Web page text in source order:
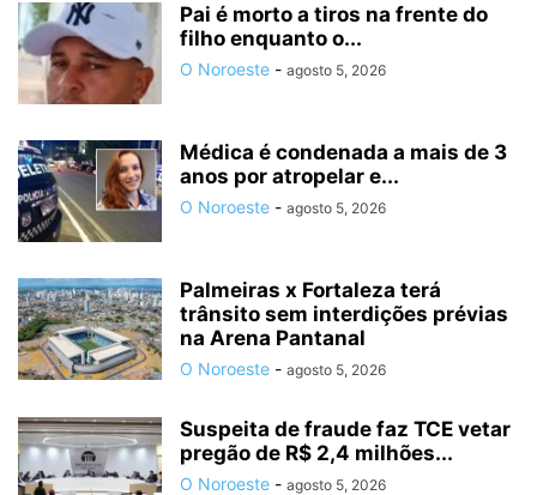
Pai é morto a tiros na frente do
filho enquanto o...
O Noroeste - agosto 5, 2026
Médica é condenada a mais de 3
anos por atropelar e...
O Noroeste - agosto 5, 2026
Palmeiras x Fortaleza terá
trânsito sem interdições prévias
na Arena Pantanal
O Noroeste - agosto 5, 2026
Suspeita de fraude faz TCE vetar
pregão de R$ 2,4 milhões...
O Noroeste - agosto 5, 2026